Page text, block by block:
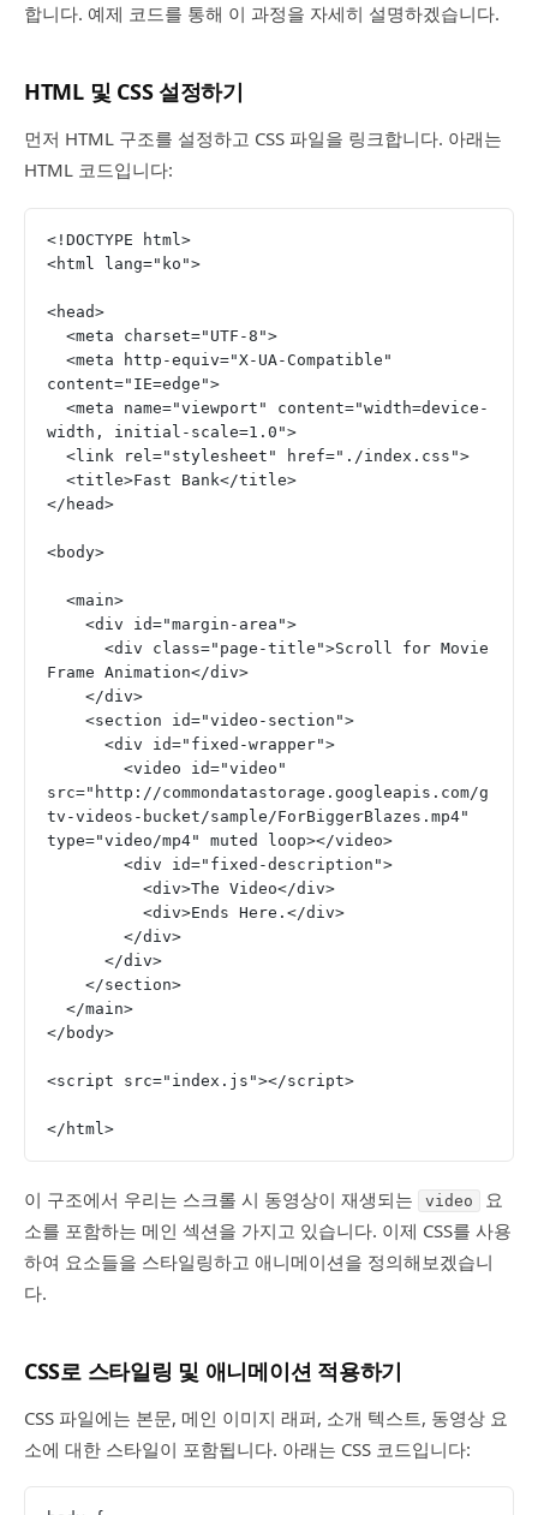
합니다. 예제 코드를 통해 이 과정을 자세히 설명하겠습니다.
HTML 및 CSS 설정하기
먼저 HTML 구조를 설정하고 CSS 파일을 링크합니다. 아래는
HTML 코드입니다:
<!DOCTYPE html>
<html lang="ko">
<head>
  <meta charset="UTF-8">
content="IE=edge">
width, initial-scale=1.0">
  <link rel="stylesheet" href="./index.css">
  <title>Fast Bank</title>
</head>
<body>
  <main>
    <div id="margin-area">
Frame Animation</div>
    </div>
    <section id="video-section">
      <div id="fixed-wrapper">
src="http://commondatastorage.googleapis.com/g
tv-videos-bucket/sample/ForBiggerBlazes.mp4"
type="video/mp4" muted loop></video>
        <div id="fixed-description">
          <div>The Video</div>
          <div>Ends Here.</div>
        </div>
      </div>
    </section>
  </main>
</body>
<script src="index.js"></script>
</html>
이 구조에서 우리는 스크롤 시 동영상이 재생되는 video
요
소를 포함하는 메인 섹션을 가지고 있습니다. 이제 CSS를 사용
하여 요소들을 스타일링하고 애니메이션을 정의해보겠습니
다.
CSS로 스타일링 및 애니메이션 적용하기
CSS 파일에는 본문, 메인 이미지 래퍼, 소개 텍스트, 동영상 요
소에 대한 스타일이 포함됩니다. 아래는 CSS 코드입니다: